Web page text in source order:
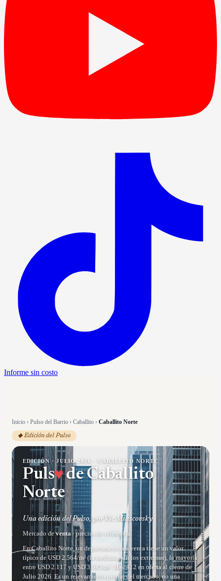
Informe sin costo
Inicio › Pulso del Barrio › Caballito › Caballito Norte
◆ Edición del Pulso
EDICIÓN · JULIO 2026 CABALLITO NORTE
Puls♥deCaballito
Norte
Una edición del Pulso, por Vic Miascovsky
Mercado deventa · precios de referencia.
En Caballito Norte, un departamento en venta tiene un valor
típico de USD 2.564/m² (la mediana, sin los extremos), la mayoría
entre USD 2.117 y USD 3.045/m². Hay 412 en oferta al cierre de
Julio 2026. Es un relevamiento propio del mercado, no una